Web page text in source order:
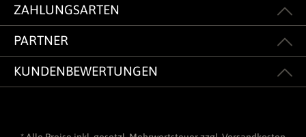
ZAHLUNGSARTEN
PARTNER
KUNDENBEWERTUNGEN